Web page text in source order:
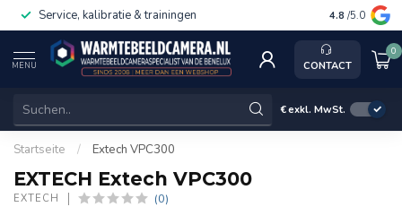
Service, kalibratie & trainingen 4.8 /5.0
MENU CONTACT
0
€exkl. MwSt.
Startseite / Extech VPC300
EXTECH Extech VPC300
EXTECH (0)